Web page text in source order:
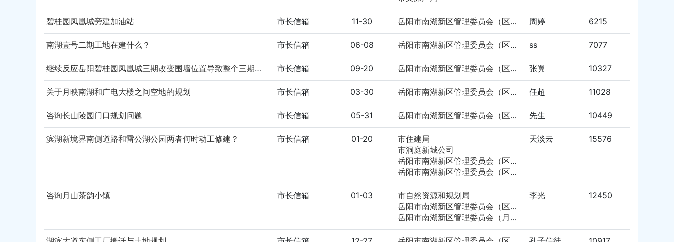
碧桂园凤凰城旁建加油站 市长信箱 11-30 岳阳市南湖新区管理委员会（区自然资源局） 周婷 6215
南湖壹号二期工地在建什么？ 市长信箱 06-08 岳阳市南湖新区管理委员会（区自然资源局） ss 7077
继续反应岳阳碧桂园凤凰城三期改变围墙位置导致整个三期面积减少百分... 市长信箱 09-20 岳阳市南湖新区管理委员会（区自然资源局） 张翼 10327
关于月映南湖和广电大楼之间空地的规划 市长信箱 03-30 岳阳市南湖新区管理委员会（区自然资源局） 任超 11028
咨询长山陵园门口规划问题 市长信箱 05-31 岳阳市南湖新区管理委员会（区自然资源局） 先生 10449
滨湖新境界南侧道路和雷公湖公园两者何时动工修建？ 市长信箱 01-20
市住建局
市洞庭新城公司
岳阳市南湖新区管理委员会（区住房建设（交通）局）
岳阳市南湖新区管理委员会（区自然资源局）
天淡云 15576
咨询月山茶韵小镇 市长信箱 01-03
市自然资源和规划局
岳阳市南湖新区管理委员会（区自然资源局）
岳阳市南湖新区管理委员会（月山管理处）
李光 12450